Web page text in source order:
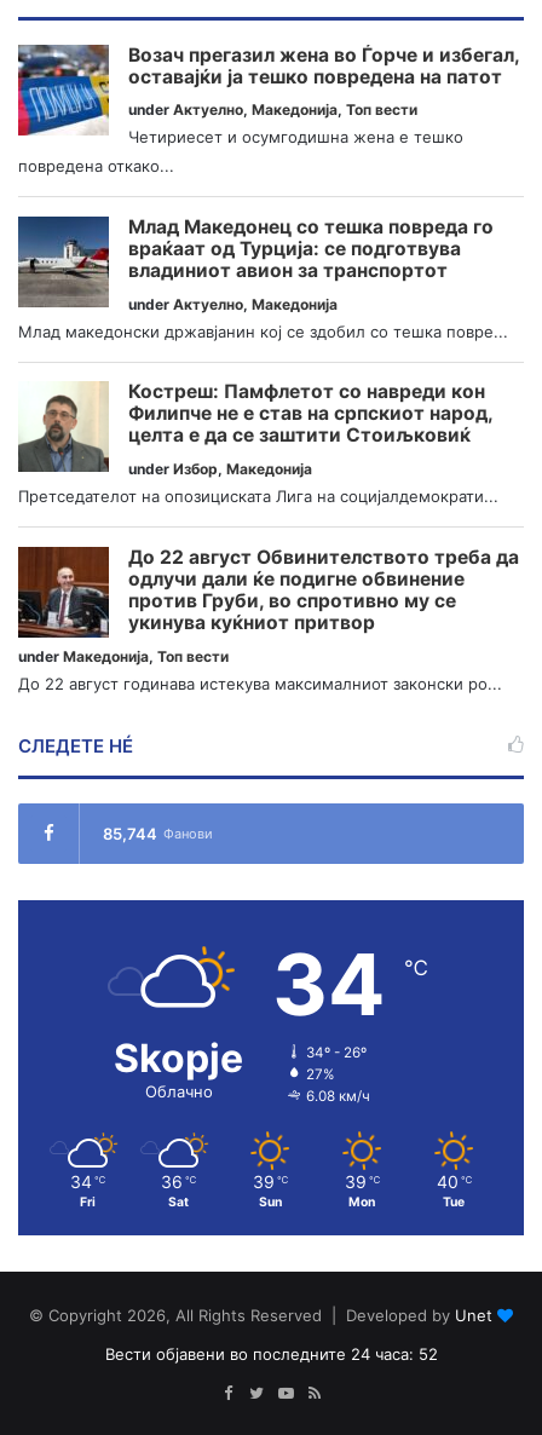
Возач прегазил жена во Ѓорче и избегал,
оставајќи ја тешко повредена на патот
under Актуелно, Македонија, Топ вести
Четириесет и осумгодишна жена е тешко
повредена откако...
Млад Македонец со тешка повреда го
враќаат од Турција: се подготвува
владиниот авион за транспортот
under Актуелно, Македонија
Млад македонски државјанин кој се здобил со тешка повре...
Костреш: Памфлетот со навреди кон
Филипче не е став на српскиот народ,
целта е да се заштити Стоиљковиќ
under Избор, Македонија
Претседателот на опозициската Лига на социјалдемократи...
До 22 август Обвинителството треба да
одлучи дали ќе подигне обвинение
против Груби, во спротивно му се
укинува куќниот притвор
under Македонија, Топ вести
До 22 август годинава истекува максималниот законски ро...
СЛЕДЕТЕ НÉ
85,744 Фанови
Skopje
Облачно
34 ℃
34º - 26º
27%
6.08 км/ч
34 ℃
Fri
36 ℃
Sat
39 ℃
Sun
39 ℃
Mon
40 ℃
Tue
© Copyright 2026, All Rights Reserved | Developed by Unet
Вести објавени во последните 24 часа: 52
Facebook
TwitterYouTube
RSS